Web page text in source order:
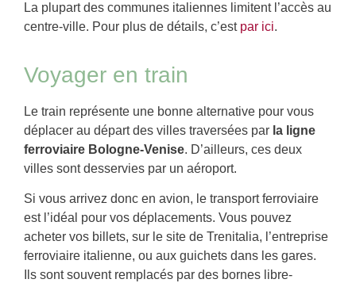
La plupart des communes italiennes limitent l’accès au
centre-ville. Pour plus de détails, c’est par ici.
Voyager en train
Le train représente une bonne alternative pour vous
déplacer au départ des villes traversées par la ligne
ferroviaire Bologne-Venise. D’ailleurs, ces deux
villes sont desservies par un aéroport.
Si vous arrivez donc en avion, le transport ferroviaire
est l’idéal pour vos déplacements. Vous pouvez
acheter vos billets, sur le site de Trenitalia, l’entreprise
ferroviaire italienne, ou aux guichets dans les gares.
Ils sont souvent remplacés par des bornes libre-